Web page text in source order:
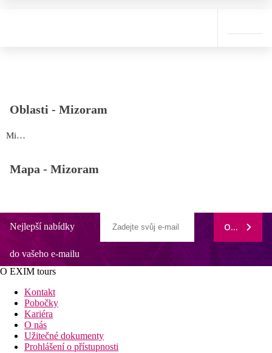
Oblasti - Mizoram
Mizoram
Mapa - Mizoram
Nejlepší nabídky
do vašeho e-mailu
ODEBÍRAT
O EXIM tours
Kontakt
Pobočky
Kariéra
O nás
Užitečné dokumenty
Prohlášení o přístupnosti